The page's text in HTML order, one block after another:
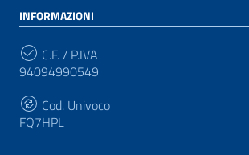
INFORMAZIONI
C.F. / P.IVA
94094990549
Cod. Univoco
FQ7HPL